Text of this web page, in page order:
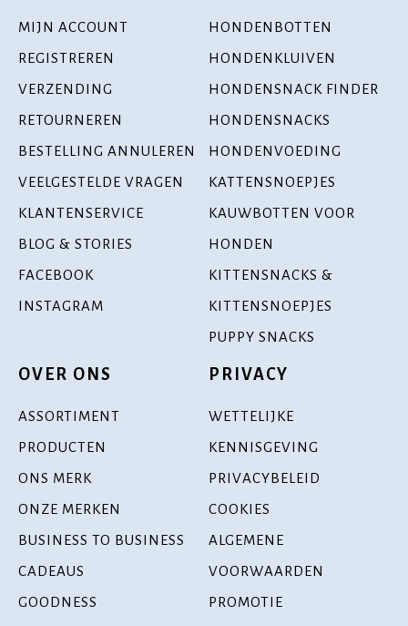
MIJN ACCOUNT
REGISTREREN
VERZENDING
RETOURNEREN
BESTELLING ANNULEREN
VEELGESTELDE VRAGEN
KLANTENSERVICE
BLOG & STORIES
FACEBOOK
INSTAGRAM
HONDENBOTTEN
HONDENKLUIVEN
HONDENSNACK FINDER
HONDENSNACKS
HONDENVOEDING
KATTENSNOEPJES
KAUWBOTTEN VOOR
HONDEN
KITTENSNACKS &
KITTENSNOEPJES
PUPPY SNACKS
OVER ONS
ASSORTIMENT
PRODUCTEN
ONS MERK
ONZE MERKEN
BUSINESS TO BUSINESS
CADEAUS
GOODNESS
PRIVACY
WETTELIJKE
KENNISGEVING
PRIVACYBELEID
COOKIES
ALGEMENE
VOORWAARDEN
PROMOTIE